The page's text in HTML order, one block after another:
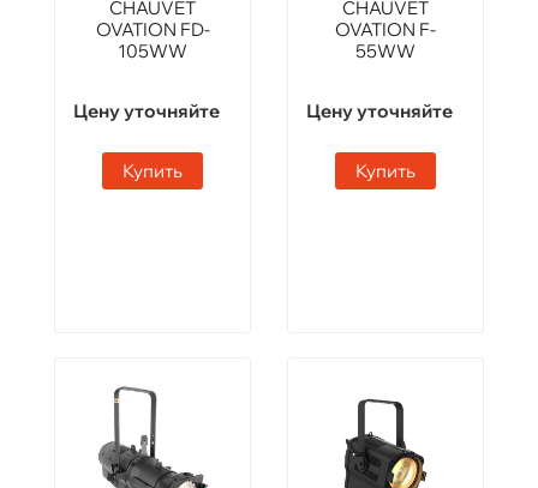
CHAUVET
OVATION FD-
105WW
Цену уточняйте
Купить
CHAUVET
OVATION F-
55WW
Цену уточняйте
Купить